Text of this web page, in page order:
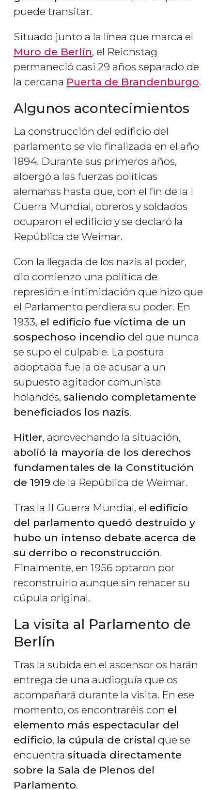
puede transitar.
Situado junto a la línea que marca el
Muro de Berlín, el Reichstag
permaneció casi 29 años separado de
la cercana Puerta de Brandenburgo.
Algunos acontecimientos
La construcción del edificio del
parlamento se vio finalizada en el año
1894. Durante sus primeros años,
albergó a las fuerzas políticas
alemanas hasta que, con el fin de la I
Guerra Mundial, obreros y soldados
ocuparon el edificio y se declaró la
República de Weimar.
Con la llegada de los nazis al poder,
dio comienzo una política de
represión e intimidación que hizo que
el Parlamento perdiera su poder. En
1933, el edificio fue víctima de un
sospechoso incendio del que nunca
se supo el culpable. La postura
adoptada fue la de acusar a un
supuesto agitador comunista
holandés, saliendo completamente
beneficiados los nazis.
Hitler, aprovechando la situación,
abolió la mayoría de los derechos
fundamentales de la Constitución
de 1919 de la República de Weimar.
Tras la II Guerra Mundial, el edificio
del parlamento quedó destruido y
hubo un intenso debate acerca de
su derribo o reconstrucción.
Finalmente, en 1956 optaron por
reconstruirlo aunque sin rehacer su
cúpula original.
La visita al Parlamento de
Berlín
Tras la subida en el ascensor os harán
entrega de una audioguía que os
acompañará durante la visita. En ese
momento, os encontraréis con el
elemento más espectacular del
edificio, la cúpula de cristal que se
encuentra situada directamente
sobre la Sala de Plenos del
Parlamento.